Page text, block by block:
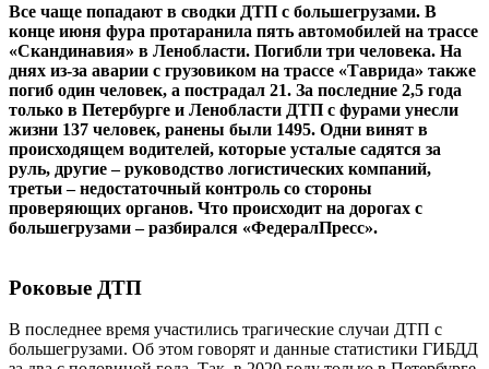
Все чаще попадают в сводки ДТП с большегрузами. В
конце июня фура протаранила пять автомобилей на трассе
«Скандинавия» в Ленобласти. Погибли три человека. На
днях из-за аварии с грузовиком на трассе «Таврида» также
погиб один человек, а пострадал 21. За последние 2,5 года
только в Петербурге и Ленобласти ДТП с фурами унесли
жизни 137 человек, ранены были 1495. Одни винят в
происходящем водителей, которые усталые садятся за
руль, другие – руководство логистических компаний,
третьи – недостаточный контроль со стороны
проверяющих органов. Что происходит на дорогах с
большегрузами – разбирался «ФедералПресс».
Роковые ДТП
В последнее время участились трагические случаи ДТП с
большегрузами. Об этом говорят и данные статистики ГИБДД